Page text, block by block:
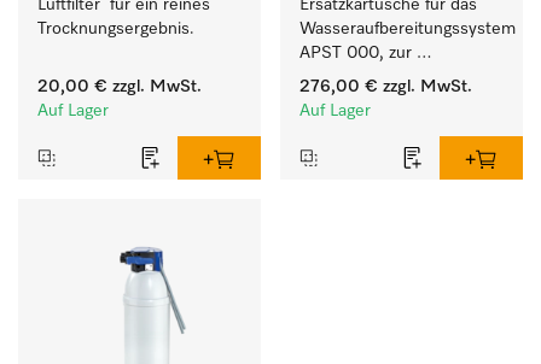
Luftfilter  für ein reines
Trocknungsergebnis.
20,00 € zzgl. MwSt.
Auf Lager
Ersatzkartusche für das
Wasseraufbereitungssystem
APST 000, zur
Bereitstellung von VE-
Wasser.
276,00 € zzgl. MwSt.
Auf Lager